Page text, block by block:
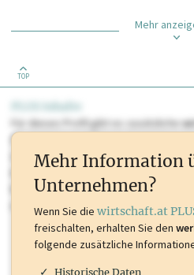
Mehr
TOP
PLUS Inhalte
Für dieses Profil gibt es zusätzliche
Sie momentan nicht einsehen können.
oder loggen Sie sich ein um diese
Marken, Patente, Rechtstatsachen,
mehr.
Mehr Information
Unternehmen?
Wenn Sie die wirtschaft.at
freischalten, erhalten Sie den
folgende zusätzliche
Historische Daten